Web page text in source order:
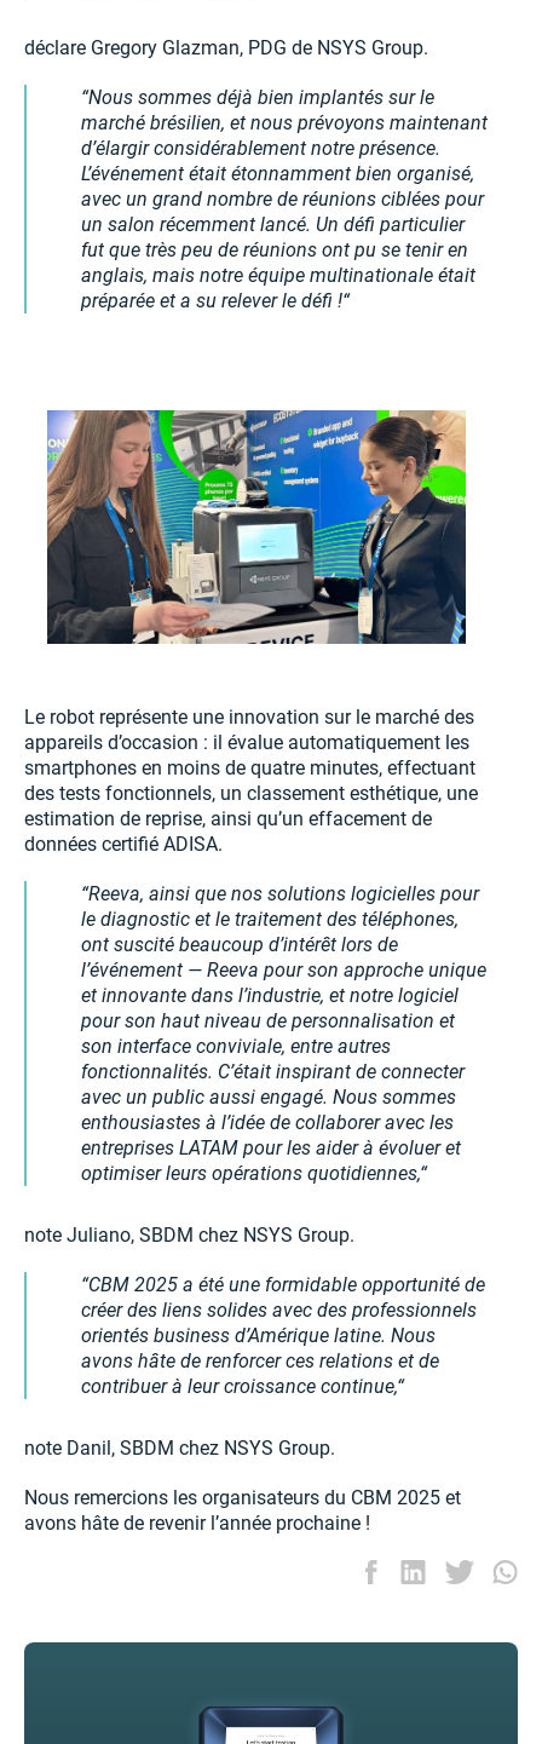
déclare Gregory Glazman, PDG de NSYS Group.
Nous sommes déjà bien implantés sur le
marché brésilien, et nous prévoyons maintenant
d’élargir considérablement notre présence.
L’événement était étonnamment bien organisé,
avec un grand nombre de réunions ciblées pour
un salon récemment lancé. Un défi particulier
fut que très peu de réunions ont pu se tenir en
anglais, mais notre équipe multinationale était
préparée et a su relever le défi !
Le robot représente une innovation sur le marché des
appareils d’occasion : il évalue automatiquement les
smartphones en moins de quatre minutes, effectuant
des tests fonctionnels, un classement esthétique, une
estimation de reprise, ainsi qu’un effacement de
données certifié ADISA.
Reeva, ainsi que nos solutions logicielles pour
le diagnostic et le traitement des téléphones,
ont suscité beaucoup d’intérêt lors de
l’événement — Reeva pour son approche unique
et innovante dans l’industrie, et notre logiciel
pour son haut niveau de personnalisation et
son interface conviviale, entre autres
fonctionnalités. C’était inspirant de connecter
avec un public aussi engagé. Nous sommes
enthousiastes à l’idée de collaborer avec les
entreprises LATAM pour les aider à évoluer et
optimiser leurs opérations quotidiennes,
note Juliano, SBDM chez NSYS Group.
CBM 2025 a été une formidable opportunité de
créer des liens solides avec des professionnels
orientés business d’Amérique latine. Nous
avons hâte de renforcer ces relations et de
contribuer à leur croissance continue,
note Danil, SBDM chez NSYS Group.
Nous remercions les organisateurs du CBM 2025 et
avons hâte de revenir l’année prochaine !